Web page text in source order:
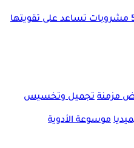
مزمنة تجميل وتخسيس
موسوعة الأدوية